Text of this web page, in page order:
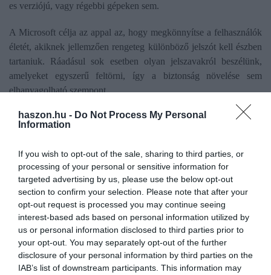
haszon.hu - Do Not Process My Personal
Information
If you wish to opt-out of the sale, sharing to third parties, or
processing of your personal or sensitive information for
targeted advertising by us, please use the below opt-out
section to confirm your selection. Please note that after your
opt-out request is processed you may continue seeing
interest-based ads based on personal information utilized by
us or personal information disclosed to third parties prior to
your opt-out. You may separately opt-out of the further
disclosure of your personal information by third parties on the
IAB’s list of downstream participants. This information may
es verziójú, vagy régebbi gépeken sem.
A Microsoft célja az appal az, hogy megkönnyítse a felhasználók
életét, akiknek jellemzően rengeteg különböző jelszót kell észben
tartaniuk. Ráadásul sok esetben olyan jelszavakról beszélünk,
amelyeket egyszerű feltörni, így a biztonság növelése sem
elhanyagolható szempont.
microsoft